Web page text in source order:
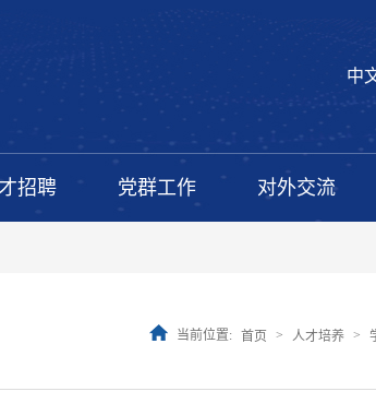
中
招聘 党群工作 对外交流
当前位置: 首页 > 人才培养 >